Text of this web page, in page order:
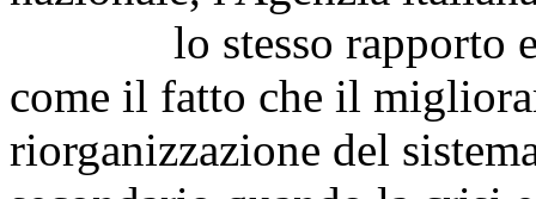
lo stesso rapporto
come il fatto che il
riorganizzazione del